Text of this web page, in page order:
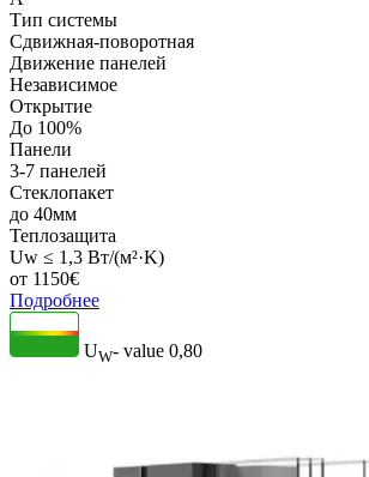
Тип системы
Сдвижная-поворотная
Движение панелей
Независимое
Открытие
До 100%
Панели
3-7 панелей
Стеклопакет
до 40мм
Теплозащита
Uw ≤ 1,3 Вт/(м²·K)
от 1150€
Подробнее
UW- value 0,80